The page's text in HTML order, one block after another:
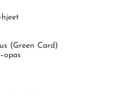
(Green Card)